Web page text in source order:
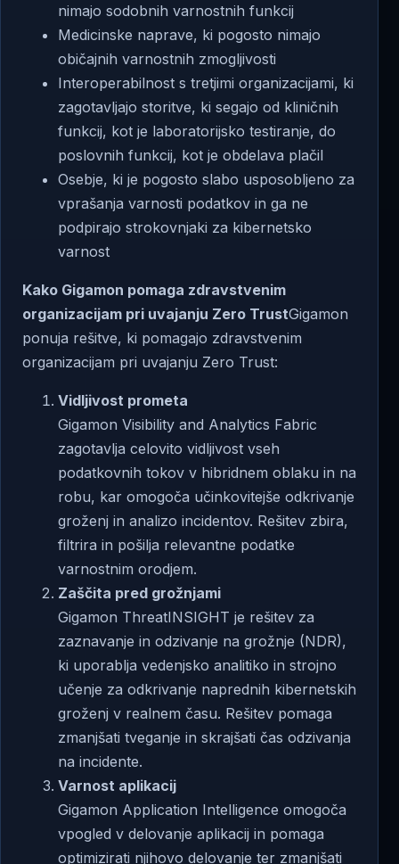
nimajo sodobnih varnostnih funkcij
Medicinske naprave, ki pogosto nimajo
običajnih varnostnih zmogljivosti
Interoperabilnost s tretjimi organizacijami, ki
zagotavljajo storitve, ki segajo od kliničnih
funkcij, kot je laboratorijsko testiranje, do
poslovnih funkcij, kot je obdelava plačil
Osebje, ki je pogosto slabo usposobljeno za
vprašanja varnosti podatkov in ga ne
podpirajo strokovnjaki za kibernetsko
varnost
Kako Gigamon pomaga zdravstvenim
organizacijam pri uvajanju Zero TrustGigamon
ponuja rešitve, ki pomagajo zdravstvenim
organizacijam pri uvajanju Zero Trust:
Vidljivost prometa
Gigamon Visibility and Analytics Fabric
zagotavlja celovito vidljivost vseh
podatkovnih tokov v hibridnem oblaku in na
robu, kar omogoča učinkovitejše odkrivanje
groženj in analizo incidentov. Rešitev zbira,
filtrira in pošilja relevantne podatke
varnostnim orodjem.
Zaščita pred grožnjami
Gigamon ThreatINSIGHT je rešitev za
zaznavanje in odzivanje na grožnje (NDR),
ki uporablja vedenjsko analitiko in strojno
učenje za odkrivanje naprednih kibernetskih
groženj v realnem času. Rešitev pomaga
zmanjšati tveganje in skrajšati čas odzivanja
na incidente.
Varnost aplikacij
Gigamon Application Intelligence omogoča
vpogled v delovanje aplikacij in pomaga
optimizirati njihovo delovanje ter zmanjšati